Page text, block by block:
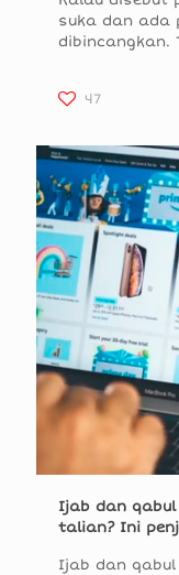
suka dan ada
dibincangkan.
47
Ijab dan
talian? Ini
Ijab dan